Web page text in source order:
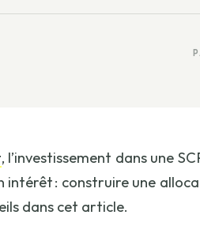
, l’investissement dans une
: construire une
dans cet article.